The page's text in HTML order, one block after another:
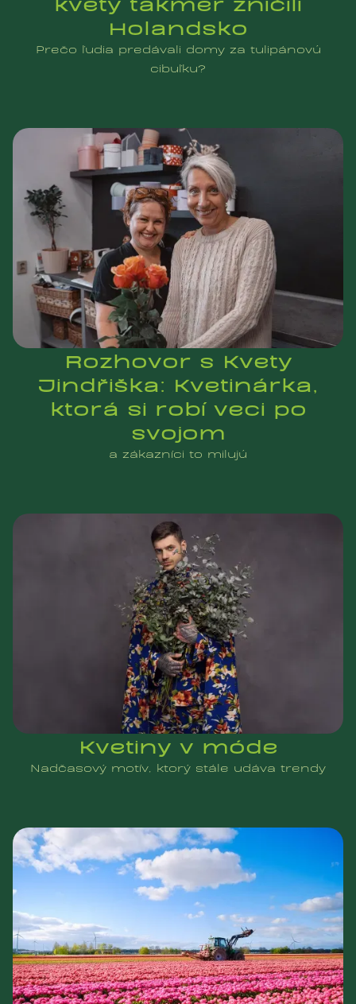
Holandsko
Prečo ľudia predávali domy za tulipánovú
cibuľku?
Rozhovor s Kvety
Jindřiška: Kvetinárka,
ktorá si robí veci po
svojom
a zákazníci to milujú
Kvetiny v móde
Nadčasový motív, ktorý stále udáva trendy